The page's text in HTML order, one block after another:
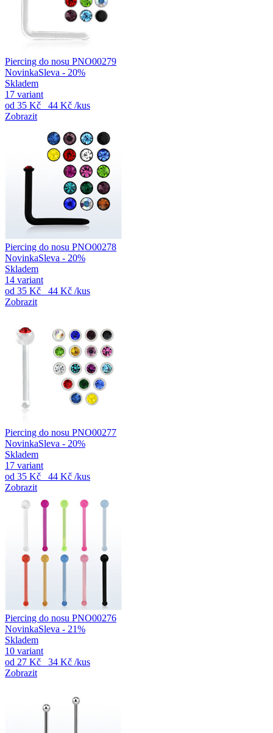
Piercing do nosu PNO00279
NovinkaSleva - 20%
Skladem
17 variant
od 35 Kč 44 Kč /kus
Zobrazit
Piercing do nosu PNO00278
NovinkaSleva - 20%
Skladem
14 variant
od 35 Kč 44 Kč /kus
Zobrazit
Piercing do nosu PNO00277
NovinkaSleva - 20%
Skladem
17 variant
od 35 Kč 44 Kč /kus
Zobrazit
Piercing do nosu PNO00276
NovinkaSleva - 21%
Skladem
10 variant
od 27 Kč 34 Kč /kus
Zobrazit